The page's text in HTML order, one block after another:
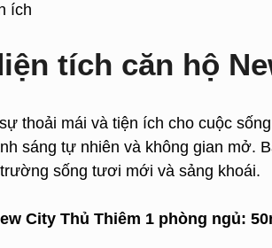
ích
tích căn hộ
thoải mái và tiện ích cho cuộc
sáng tự nhiên và không gian mở.
sống tươi mới và sảng khoái.
City Thủ Thiêm 1 phòng ngủ: